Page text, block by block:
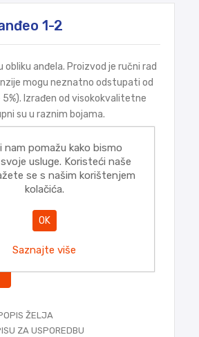
1-2
obliku anđela. Proizvod je ručni rad
mogu neznatno odstupati od
Izrađen od visokokvalitetne
su u raznim bojama.
prvi koji će napisati osvrt za
proizvod
30 dana: 18,70€
ŽELJA
ZA USPOREDBU
nam pomažu kako bismo
usluge. Koristeći naše
se s našim korištenjem
kolačića.
OK
Saznajte više